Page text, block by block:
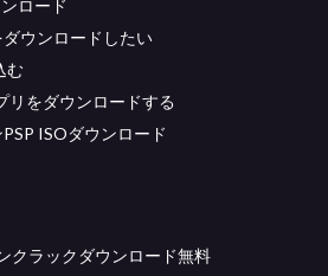
ロード
ウンロードしたい
む
リをダウンロードする
ISOダウンロード
クラックダウンロード無料